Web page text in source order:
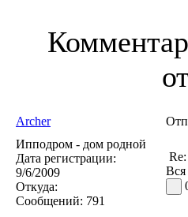
Archer
Ипподром - дом родной
Дата регистрации:
9/6/2009
Откуда:
Сообщений: 791
Вся